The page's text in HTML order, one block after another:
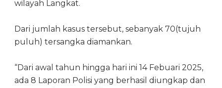
wilayah Langkat.
Dari jumlah kasus tersebut, sebanyak 70(tujuh
puluh) tersangka diamankan.
“Dari awal tahun hingga hari ini 14 Febuari 2025,
ada 8 Laporan Polisi yang berhasil diungkap dan